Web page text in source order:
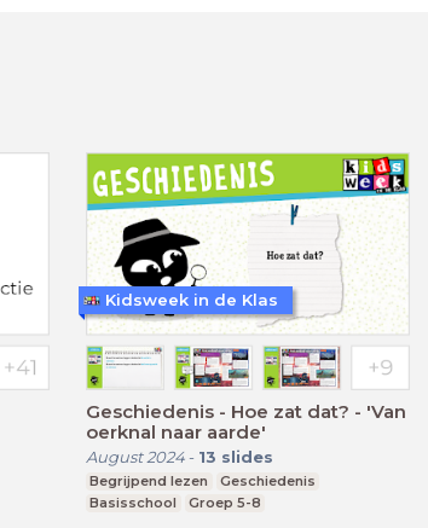
Geschiedenis - Hoe zat dat? - 'Van
oerknal naar aarde'
August 2024- 13 slides
Begrijpend lezen
Geschiedenis
Basisschool
Groep 5-8
Kidsweek in de Klas